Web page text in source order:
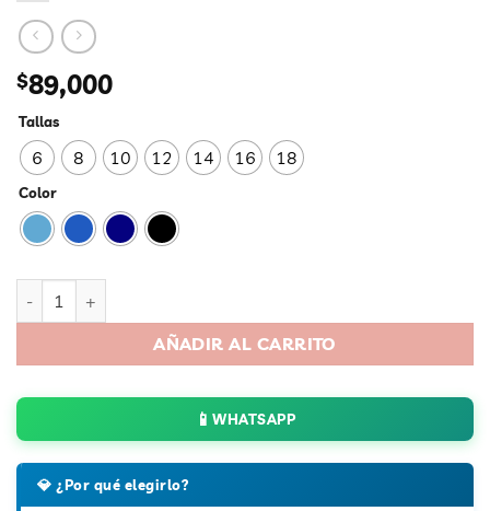
$89,000
Tallas
6 8 10 12 14 16 18
Color
AÑADIR AL CARRITO
📱
💎 ¿Por qué elegirlo?